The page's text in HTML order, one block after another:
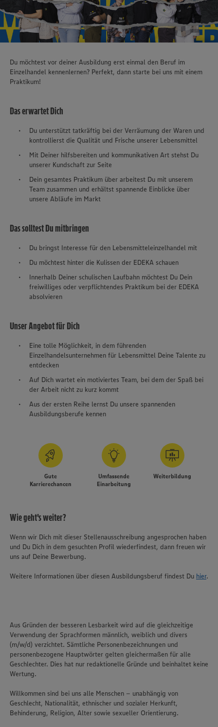
Du möchtest vor deiner Ausbildung erst einmal den Beruf im
Einzelhandel kennenlernen? Perfekt, dann starte bei uns mit einem
Praktikum!
Das erwartet Dich
Du unterstützt tatkräftig bei der Verräumung der Waren und
kontrollierst die Qualität und Frische unserer Lebensmittel
Mit Deiner hilfsbereiten und kommunikativen Art stehst Du
unserer Kundschaft zur Seite
Dein gesamtes Praktikum über arbeitest Du mit unserem
Team zusammen und erhältst spannende Einblicke über
unsere Abläufe im Markt
Das solltest Du mitbringen
Du bringst Interesse für den Lebensmitteleinzelhandel mit
Du möchtest hinter die Kulissen der EDEKA schauen
Innerhalb Deiner schulischen Laufbahn möchtest Du Dein
freiwilliges oder verpflichtendes Praktikum bei der EDEKA
absolvieren
Unser Angebot für Dich
Eine tolle Möglichkeit, in dem führenden
Einzelhandelsunternehmen für Lebensmittel Deine Talente zu
entdecken
Auf Dich wartet ein motiviertes Team, bei dem der Spaß bei
der Arbeit nicht zu kurz kommt
Aus der ersten Reihe lernst Du unsere spannenden
Ausbildungsberufe kennen
Gute
Karrierechancen
Umfassende
Einarbeitung
Weiterbildung
Wie geht's weiter?
Wenn wir Dich mit dieser Stellenausschreibung angesprochen haben
und Du Dich in dem gesuchten Profil wiederfindest, dann freuen wir
uns auf Deine Bewerbung.
Weitere Informationen über diesen Ausbildungsberuf findest Du hier.
Aus Gründen der besseren Lesbarkeit wird auf die gleichzeitige
Verwendung der Sprachformen männlich, weiblich und divers
(m/w/d) verzichtet. Sämtliche Personenbezeichnungen und
personenbezogene Hauptwörter gelten gleichermaßen für alle
Geschlechter. Dies hat nur redaktionelle Gründe und beinhaltet keine
Wertung.
Willkommen sind bei uns alle Menschen – unabhängig von
Geschlecht, Nationalität, ethnischer und sozialer Herkunft,
Behinderung, Religion, Alter sowie sexueller Orientierung.